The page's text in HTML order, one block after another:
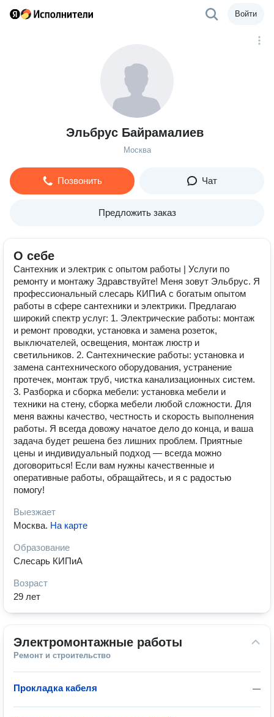
Войти
Эльбрус Байрамалиев
Москва
Позвонить Чат
Предложить заказ
О себе
Сантехник и электрик с опытом работы | Услуги по
ремонту и монтажу Здравствуйте! Меня зовут Эльбрус. Я
профессиональный слесарь КИПиА с богатым опытом
работы в сфере сантехники и электрики. Предлагаю
широкий спектр услуг: 1. Электрические работы: монтаж
и ремонт проводки, установка и замена розеток,
выключателей, освещения, монтаж люстр и
светильников. 2. Сантехнические работы: установка и
замена сантехнического оборудования, устранение
протечек, монтаж труб, чистка канализационных систем.
3. Разборка и сборка мебели: установка мебели и
техники на стену, сборка мебели любой сложности. Для
меня важны качество, честность и скорость выполнения
работы. Я всегда довожу начатое дело до конца, и ваша
задача будет решена без лишних проблем. Приятные
цены и индивидуальный подход — всегда можно
договориться! Если вам нужны качественные и
оперативные работы, обращайтесь, и я с радостью
помогу!
Выезжает
Москва. На карте
Образование
Слесарь КИПиА
Возраст
29 лет
Электромонтажные работы
Ремонт и строительство
—
Прокладка кабеля